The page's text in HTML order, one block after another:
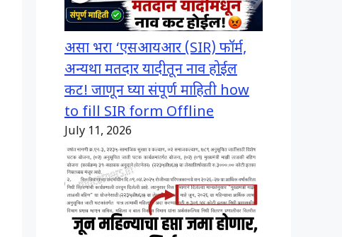
असा भरा ‘एसआयआर (SIR) फॉर्म,
अन्यथा मतदार यादीतून नाव होईल
कट! जाणून घ्या संपूर्ण माहिती how
to fill SIR form Offline
July 11, 2026